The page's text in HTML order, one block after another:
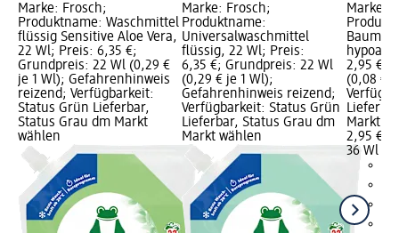
Marke: Frosch;
Produktname: Waschmittel
flüssig Sensitive Aloe Vera,
22 Wl; Preis: 6,35 €;
Grundpreis: 22 Wl (0,29 €
je 1 Wl); Gefahrenhinweis
reizend; Verfügbarkeit:
Status Grün Lieferbar,
Status Grau dm Markt
wählen
Marke: Frosch;
Produktname:
Universalwaschmittel
flüssig, 22 Wl; Preis:
6,35 €; Grundpreis: 22 Wl
(0,29 € je 1 Wl);
Gefahrenhinweis reizend;
Verfügbarkeit: Status Grün
Lieferbar, Status Grau dm
Markt wählen
Marke:
2,95 €;
(0,08 €
Markt
2,95 €
36 Wl